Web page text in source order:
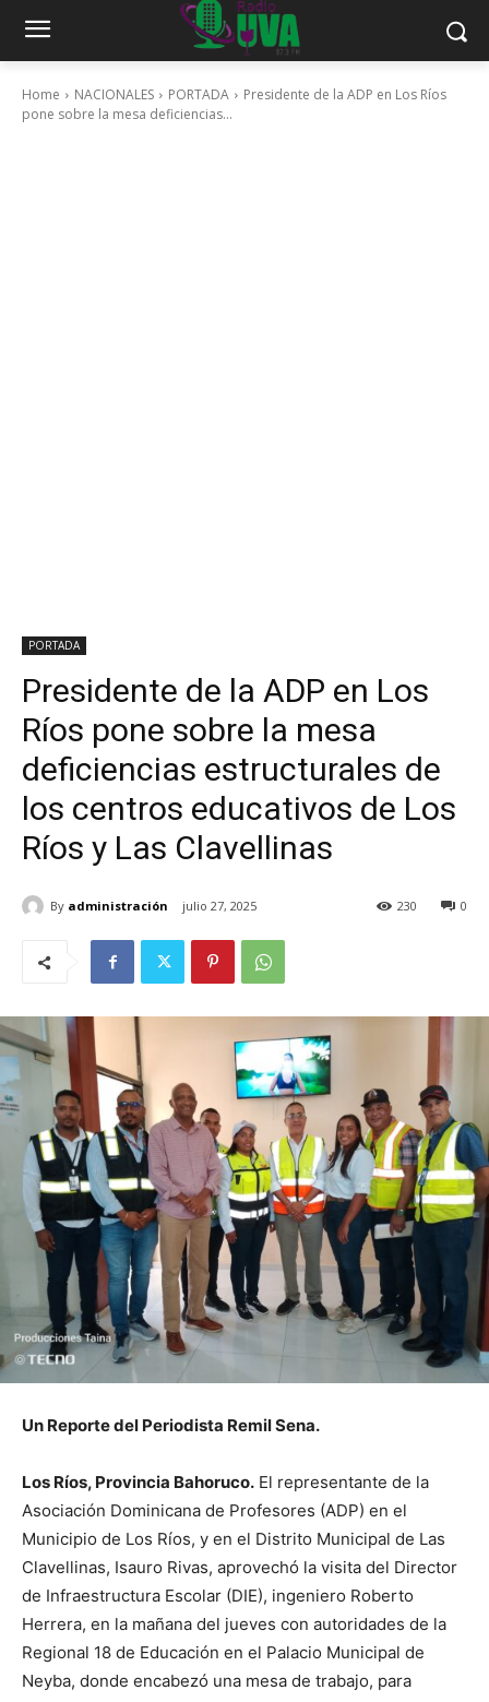
Home NACIONALES PORTADA
Presidente de la ADP en Los Ríos
pone sobre la mesa deficiencias...
PORTADA
Presidente de la ADP en Los
Ríos pone sobre la mesa
deficiencias estructurales de
los centros educativos de Los
Ríos y Las Clavellinas
By administración julio 27, 2025 0
230
Un Reporte del Periodista Remil Sena.
Los Ríos, Provincia Bahoruco. El representante de la
Asociación Dominicana de Profesores (ADP) en el
Municipio de Los Ríos, y en el Distrito Municipal de Las
Clavellinas, Isauro Rivas, aprovechó la visita del Director
de Infraestructura Escolar (DIE), ingeniero Roberto
Herrera, en la mañana del jueves con autoridades de la
Regional 18 de Educación en el Palacio Municipal de
Neyba, donde encabezó una mesa de trabajo, para